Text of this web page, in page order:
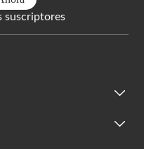
suscriptores